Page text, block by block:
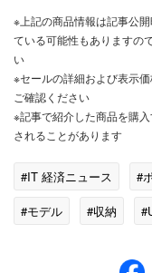
※上記の商品情報は記事公
ている可能性もありますの
い
※セールの詳細および表示
ご確認ください
※記事で紹介した商品を購
されることがあります
#IT 経済ニュース #
#モデル
#収納